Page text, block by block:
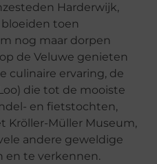
Harderwijk,
toen
nog maar dorpen
de Veluwe genieten
culinaire ervaring, de
die tot de mooiste
en fietstochten,
Kröller-Müller Museum,
andere geweldige
en te verkennen.